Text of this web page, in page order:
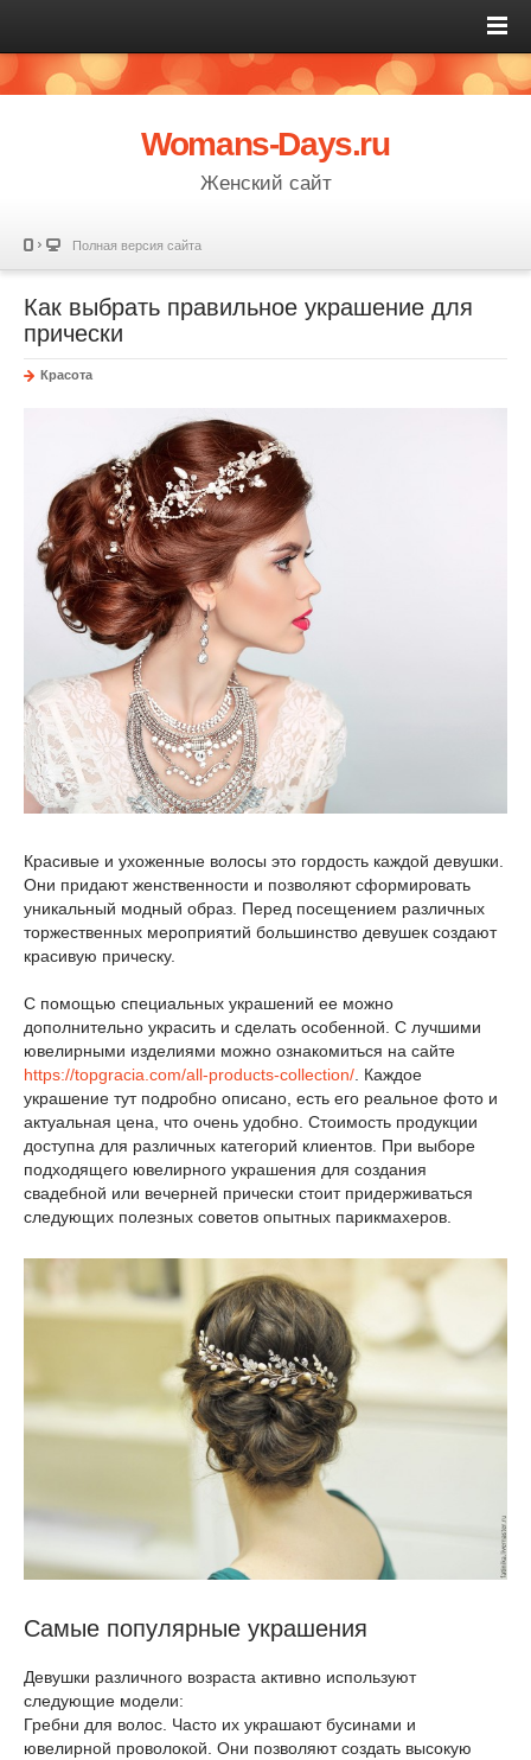
Womans-Days.ru
Женский сайт
Полная версия сайта
Как выбрать правильное украшение для
прически
Красота
Красивые и ухоженные волосы это гордость каждой девушки.
Они придают женственности и позволяют сформировать
уникальный модный образ. Перед посещением различных
торжественных мероприятий большинство девушек создают
красивую прическу.
С помощью специальных украшений ее можно
дополнительно украсить и сделать особенной. С лучшими
ювелирными изделиями можно ознакомиться на сайте
https://topgracia.com/all-products-collection/ . Каждое
украшение тут подробно описано, есть его реальное фото и
актуальная цена, что очень удобно. Стоимость продукции
доступна для различных категорий клиентов. При выборе
подходящего ювелирного украшения для создания
свадебной или вечерней прически стоит придерживаться
следующих полезных советов опытных парикмахеров.
Самые популярные украшения
Девушки различного возраста активно используют
следующие модели:
Гребни для волос. Часто их украшают бусинами и
ювелирной проволокой. Они позволяют создать высокую